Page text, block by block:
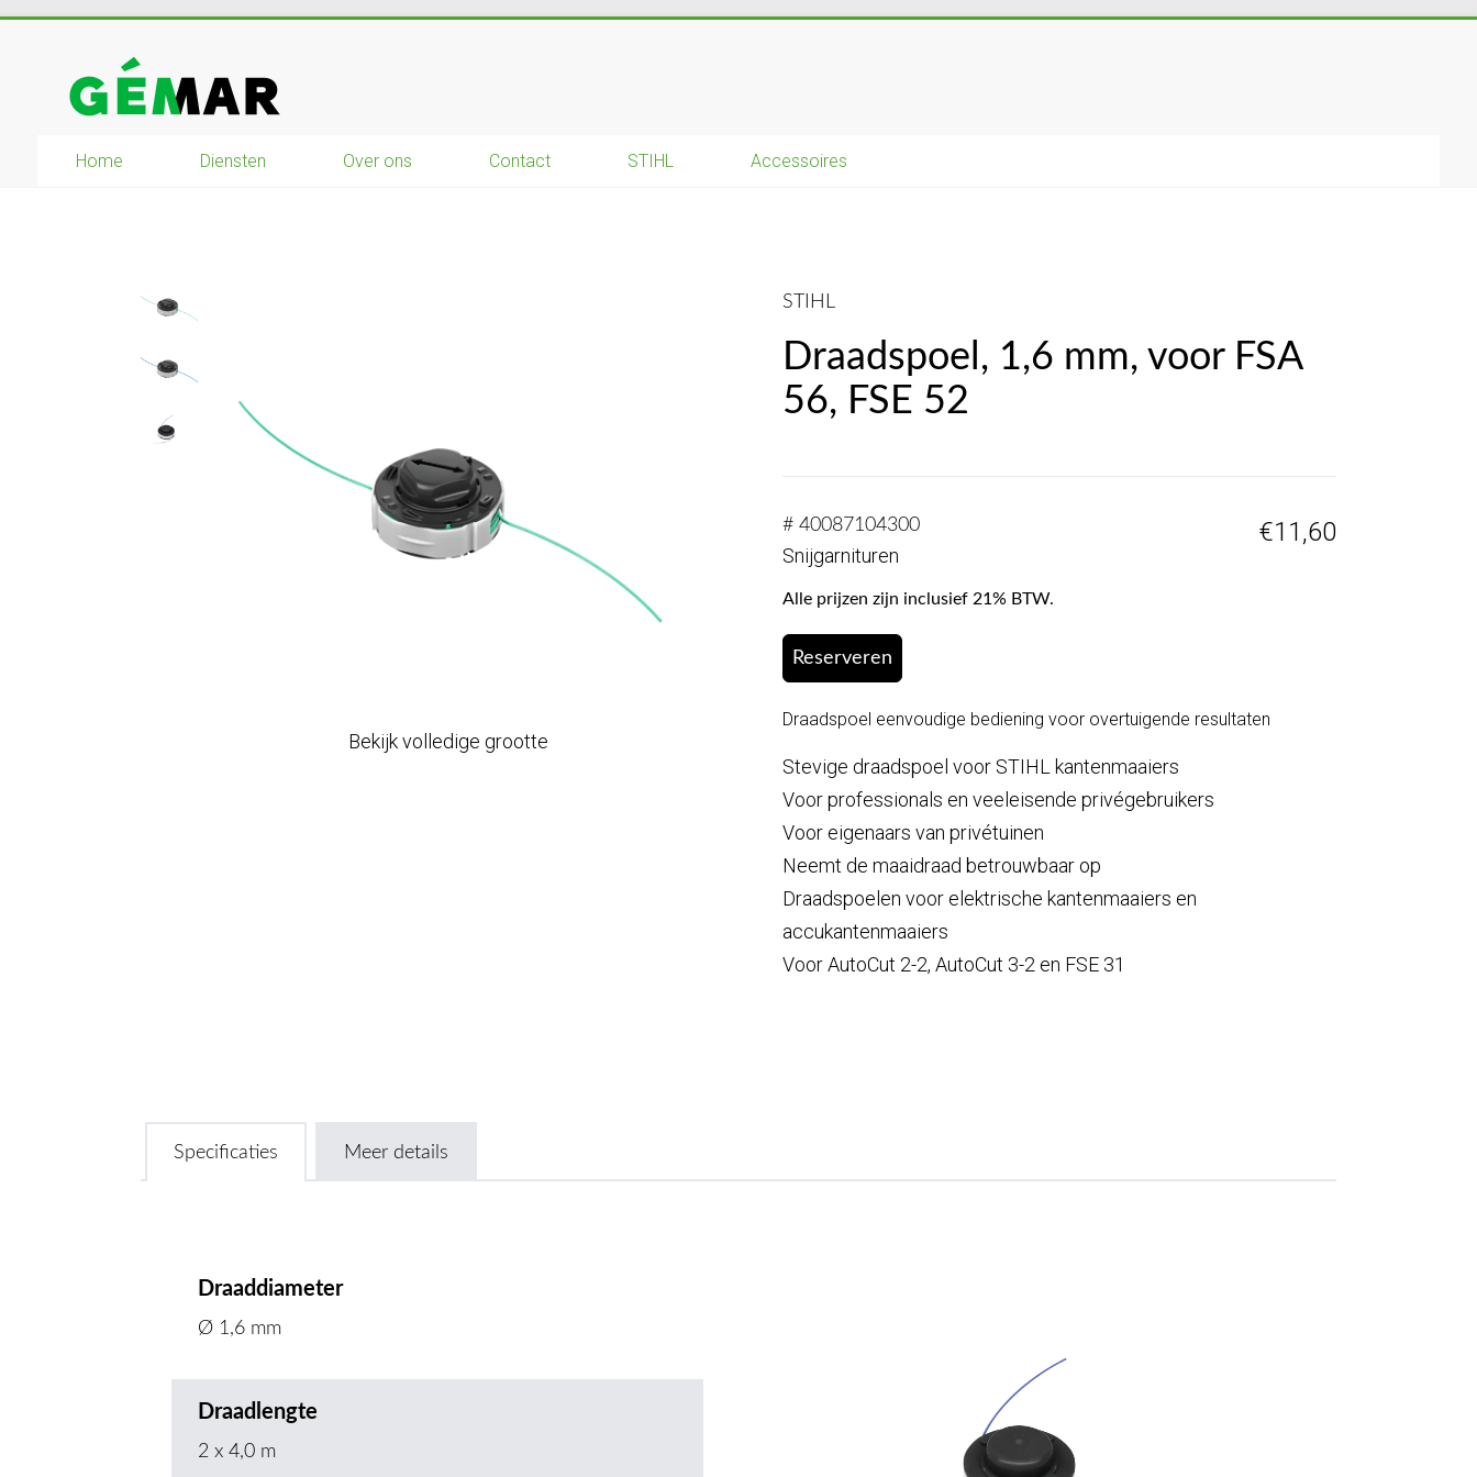
GEMAR
natuurbouw
Home Diensten Over ons Contact STIHL Accessoires
Bekijk volledige grootte
STIHL
Draadspoel, 1,6 mm, voor FSA
56, FSE 52
# 40087104300
Snijgarnituren
€11,60
Alle prijzen zijn inclusief 21% BTW.
Reserveren
Draadspoel eenvoudige bediening voor overtuigende resultaten
Stevige draadspoel voor STIHL kantenmaaiers
Voor professionals en veeleisende privégebruikers
Voor eigenaars van privétuinen
Neemt de maaidraad betrouwbaar op
Draadspoelen voor elektrische kantenmaaiers en
accukantenmaaiers
Voor AutoCut 2-2, AutoCut 3-2 en FSE 31
Specificaties Meer details
Draaddiameter
Ø 1,6 mm
Draadlengte
2 x 4,0 m